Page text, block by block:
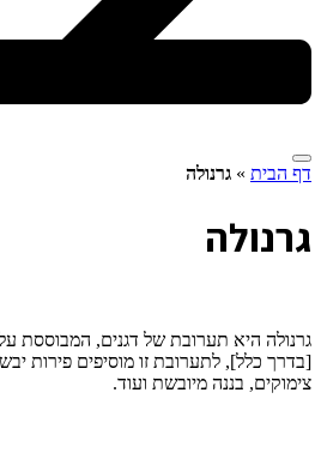
דף הבית » גרנולה
גרנולה
גרנולה היא תערובת של דגנים, המבוססת
[בדרך כלל], לתערובת זו מוסיפים פירות
צימוקים, בננה מיובשת ועוד.